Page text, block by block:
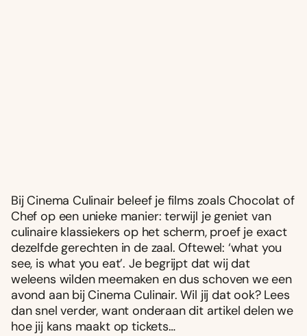
Bij Cinema Culinair beleef je films zoals Chocolat of
Chef op een unieke manier: terwijl je geniet van
culinaire klassiekers op het scherm, proef je exact
dezelfde gerechten in de zaal. Oftewel: ‘what you
see, is what you eat’. Je begrijpt dat wij dat
weleens wilden meemaken en dus schoven we een
avond aan bij Cinema Culinair. Wil jij dat ook? Lees
dan snel verder, want onderaan dit artikel delen we
hoe jij kans maakt op tickets…